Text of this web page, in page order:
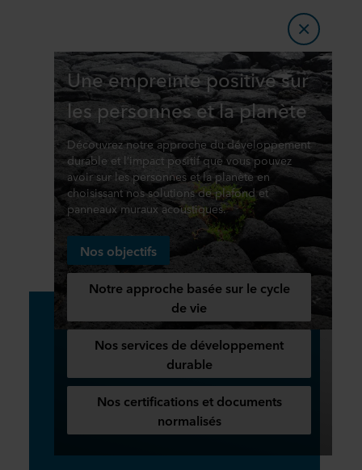
Une empreinte positive sur
les personnes et la planète
Découvrez notre approche du développement
durable et l’impact positif que vous pouvez
avoir sur les personnes et la planète en
choisissant nos solutions de plafond et
panneaux muraux acoustiques.
Nos objectifs
Notre approche basée sur le cycle
de vie
Nos services de développement
durable
Nos certifications et documents
normalisés